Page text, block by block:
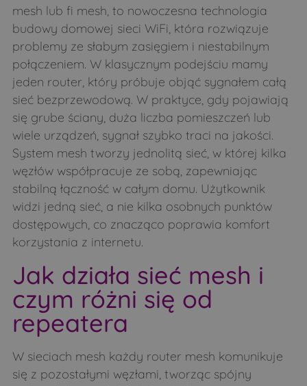
mesh lub fi mesh, to nowoczesna technologia
budowy domowej sieci WiFi, która rozwiązuje
problemy ze słabym zasięgiem i niestabilnym
połączeniem. W klasycznym podejściu mamy
jeden router, który próbuje objąć sygnałem całą
sieć bezprzewodową. W praktyce, gdy pojawiają
się grube ściany, duża liczba pomieszczeń lub
wiele urządzeń, sygnał szybko traci na jakości.
System mesh tworzy jednolitą sieć, w której kilka
węzłów współpracuje ze sobą, zapewniając
stabilną łączność w całym domu. Użytkownik
widzi jedną sieć, a nie kilka osobnych punktów
dostępowych, co znacząco poprawia komfort
korzystania z internetu.
Jak działa sieć mesh i
czym różni się od
repeatera
W sieciach mesh każdy router mesh komunikuje
się z pozostałymi węzłami, tworząc spójny